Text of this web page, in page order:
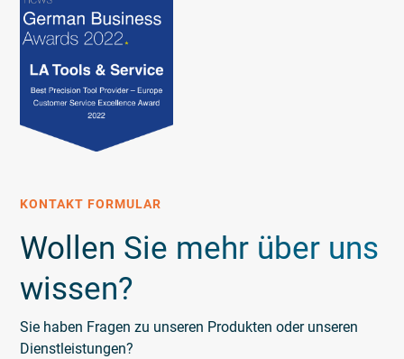
KONTAKT FORMULAR
Wollen Sie mehr über uns
wissen?
Sie haben Fragen zu unseren Produkten oder unseren
Dienstleistungen?